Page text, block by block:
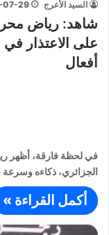
السيد الأعرج 07-29
شاهد: رياض
على الاعتذار في
أفعال
في لحظة فارقة، أظهر
الجزائري، ذكاءه
أكمل القراءة »